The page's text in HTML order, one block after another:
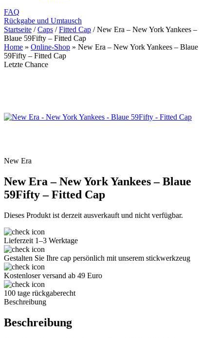
FAQ
Rückgabe und Umtausch
Startseite / Caps / Fitted Cap / New Era – New York Yankees –
Blaue 59Fifty – Fitted Cap
Home » Online-Shop » New Era – New York Yankees – Blaue
59Fifty – Fitted Cap
Letzte Chance
New Era
New Era – New York Yankees – Blaue
59Fifty – Fitted Cap
Dieses Produkt ist derzeit ausverkauft und nicht verfügbar.
Lieferzeit 1–3 Werktage
Gestalten Sie Ihre cap persönlich mit unserem stickwerkzeug
Kostenloser versand ab 49 Euro
100 tage rückgaberecht
Beschreibung
Beschreibung